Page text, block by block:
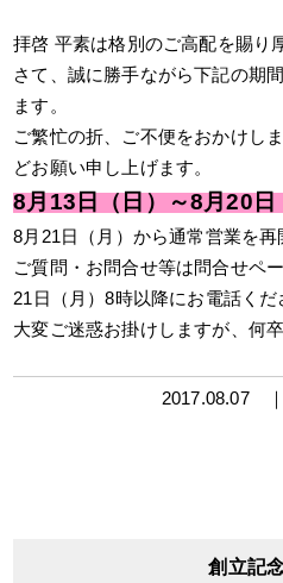
拝啓 平素は格別のご高配を賜り
さて、誠に勝手ながら下記の期
ます。
ご繁忙の折、ご不便をおかけし
どお願い申し上げます。
8月13日（日）～8月20日
8月21日（月）から通常営業を再
ご質問・お問合せ等は問合せペ
21日（月）8時以降にお電話くだ
大変ご迷惑お掛けしますが、何
2017.08.07
創立記